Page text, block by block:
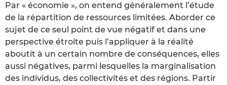
Par « économie », on entend généralement l’étude
de la répartition de ressources limitées. Aborder ce
sujet de ce seul point de vue négatif et dans une
perspective étroite puis l’appliquer à la réalité
aboutit à un certain nombre de conséquences, elles
aussi négatives, parmi lesquelles la marginalisation
des individus, des collectivités et des régions. Partir